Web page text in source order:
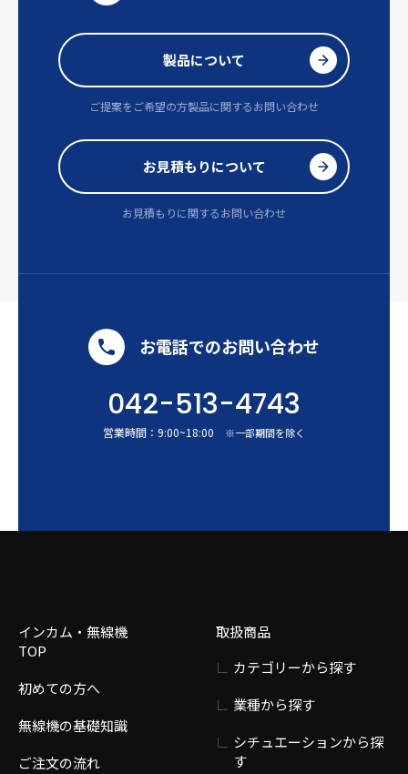
製品について
ご提案をご希望の方製品に関するお問い合わせ
お見積もりについて
お見積もりに関するお問い合わせ
お電話でのお問い合わせ
042-513-4743
営業時間： 9:00~18:00 ※一部期間を除く
インカム・無線機
TOP
初めての方へ
無線機の基礎知識
ご注文の流れ
取扱商品
カテゴリーから探す
業種から探す
シチュエーションから探
す